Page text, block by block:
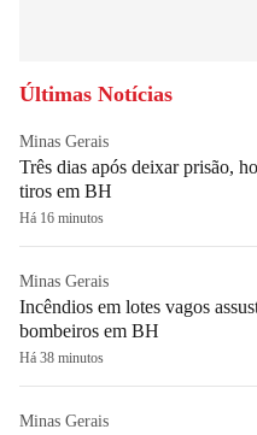
Últimas Notícias
Minas Gerais
Três dias após deixar prisão,
tiros em BH
Há 16 minutos
Minas Gerais
Incêndios em lotes vagos
bombeiros em BH
Há 38 minutos
Minas Gerais